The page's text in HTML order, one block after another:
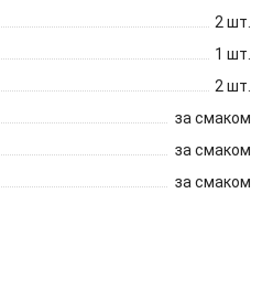
2 шт.
1 шт.
2 шт.
за смаком
за смаком
за смаком